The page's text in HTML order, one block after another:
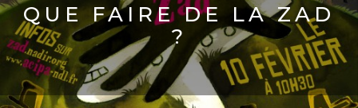
QUE FAIRE DE LA ZAD
?